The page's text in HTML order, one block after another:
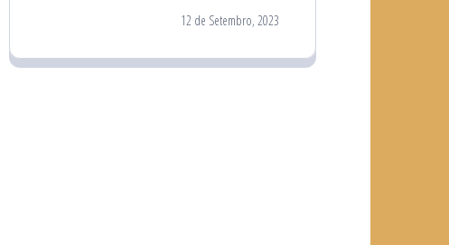
12 de Setembro, 2023